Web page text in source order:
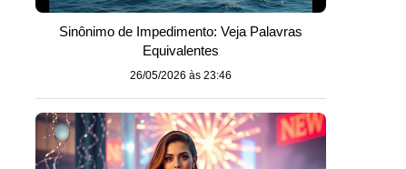
Sinônimo de Impedimento: Veja Palavras
Equivalentes
26/05/2026 às 23:46